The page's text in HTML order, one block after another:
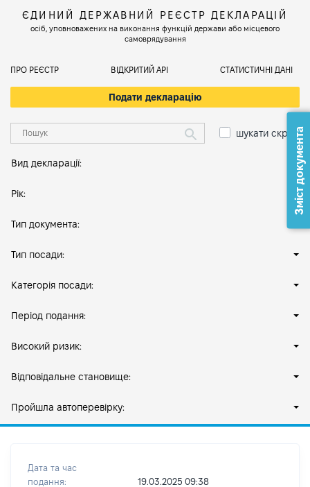
ЄДИНИЙ ДЕРЖАВНИЙ РЕЄСТР ДЕКЛАРАЦІЙ
осіб, уповноважених на виконання функцій держави або місцевого
самоврядування
ПРО РЕЄСТР ВІДКРИТИЙ АРІ СТАТИСТИЧНІ ДАНІ
Подати декларацію
шукати скрізь
Вид декларації:
Рік:
Тип документа:
Тип посади:
Категорія посади:
Період подання:
Високий ризик:
Відповідальне становище:
Пройшла автоперевірку:
Дата та час
подання:
19.03.2025 09:38
Зміст документа